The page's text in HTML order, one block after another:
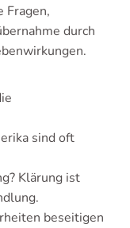
Fragen,
durch
sind oft
Klärung ist
beseitigen